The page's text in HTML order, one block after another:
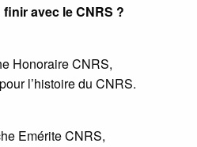
avec le CNRS ?
Honoraire CNRS,
l’histoire du CNRS.
Emérite CNRS,